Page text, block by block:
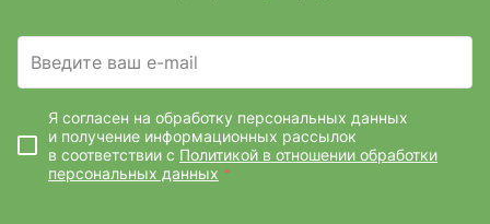
Введите ваш e-mail
Я согласен на обработку персональных данных
и получение информационных рассылок
в соответствии с Политикой в отношении обработки
персональных данных *